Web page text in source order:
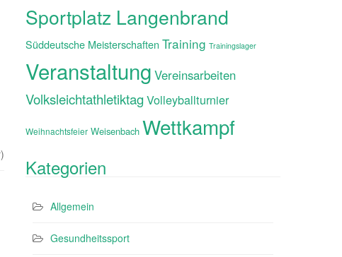
Sportplatz Langenbrand
Süddeutsche Meisterschaften Training Trainingslager
Veranstaltung Vereinsarbeiten
Volksleichtathletiktag Volleyballturnier
Weihnachtsfeier Weisenbach Wettkampf
Kategorien
Allgemein
Gesundheitssport